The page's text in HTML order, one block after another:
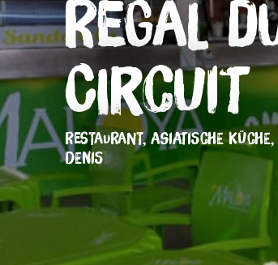
Régal
Circuit
RESTAURANT,ASIATISCHE KÜCHE,
DENIS